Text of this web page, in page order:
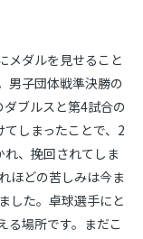
メダルを見せること
男子団体戦準決勝の
ブルスと第4試合の
しまったことで、2
、挽回されてしま
ほどの苦しみは今ま
した。卓球選手にと
る場所です。まだこ